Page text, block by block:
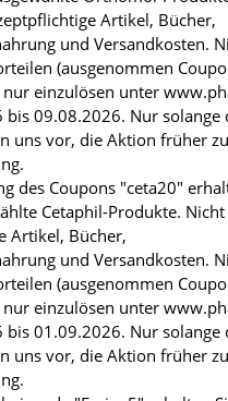
Artikel, Bücher,
und Versandkosten.
(ausgenommen
einzulösen unter
bis 09.08.2026. Nur solange
uns vor, die Aktion früher
des Coupons "ceta20"
Cetaphil-Produkte.
Artikel, Bücher,
und Versandkosten.
(ausgenommen
einzulösen unter
bis 01.09.2026. Nur solange
uns vor, die Aktion früher